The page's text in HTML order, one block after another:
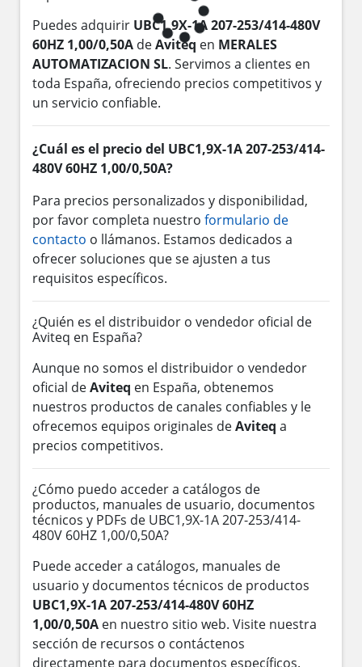
Puedes adquirir UBC1,9X-1A 207-253/414-480V
60HZ 1,00/0,50A deAviteq en MERALES
AUTOMATIZACION SL. Servimos a clientes en
toda España, ofreciendo precios competitivos y
un servicio confiable.
¿Cuál es el precio del UBC1,9X-1A 207-253/414-
480V 60HZ 1,00/0,50A?
Para precios personalizados y disponibilidad,
por favor completa nuestro formulario de
contacto o llámanos. Estamos dedicados a
ofrecer soluciones que se ajusten a tus
requisitos específicos.
¿Quién es el distribuidor o vendedor oficial de
Aviteq en España?
Aunque no somos el distribuidor o vendedor
oficial deAviteq en España, obtenemos
nuestros productos de canales confiables y le
ofrecemos equipos originales deAviteq a
precios competitivos.
¿Cómo puedo acceder a catálogos de
productos, manuales de usuario, documentos
técnicos y PDFs de UBC1,9X-1A 207-253/414-
480V 60HZ 1,00/0,50A?
Puede acceder a catálogos, manuales de
usuario y documentos técnicos de productos
UBC1,9X-1A 207-253/414-480V 60HZ
1,00/0,50A en nuestro sitio web. Visite nuestra
sección de recursos o contáctenos
directamente para documentos específicos.